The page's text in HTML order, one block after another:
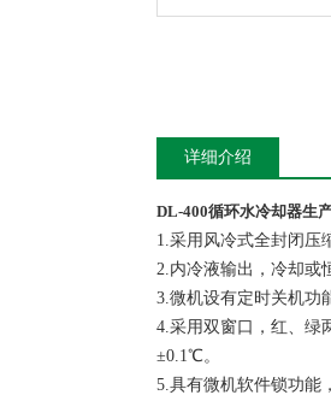
详细介绍
DL-400循环水冷却器生
1.采用风冷式全封闭压
2.内冷液输出，冷却或
3.微机设有定时关机功
4.采用双窗口，红、绿
±0.1℃。
5.具有微机软件锁功能